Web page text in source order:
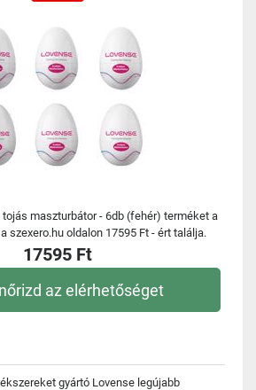
tojás maszturbátor - 6db (fehér) terméket a
szexero.hu oldalon 17595 Ft - ért találja.
17595 Ft
az elérhetőséget
gyártó Lovense legújabb